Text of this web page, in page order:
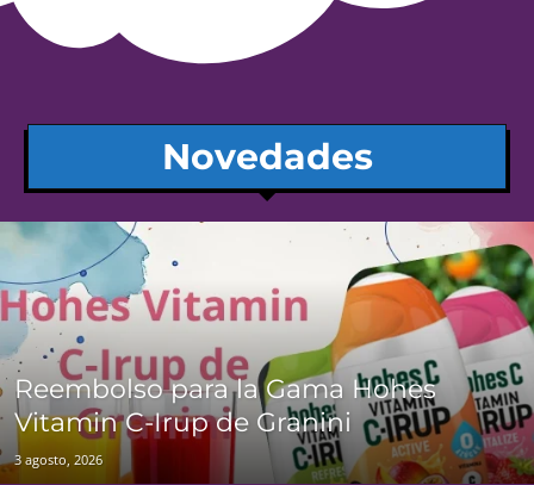
Novedades
Reembolso para la Gama Hohes
Vitamin C-Irup de Granini
3 agosto, 2026